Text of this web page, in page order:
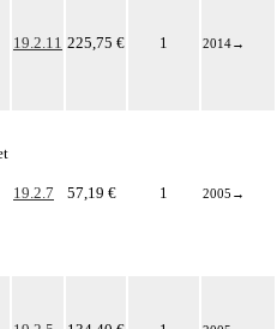
19.2.11 225,75 € 1 2014→
19.2.7 57,19 € 1 2005 →